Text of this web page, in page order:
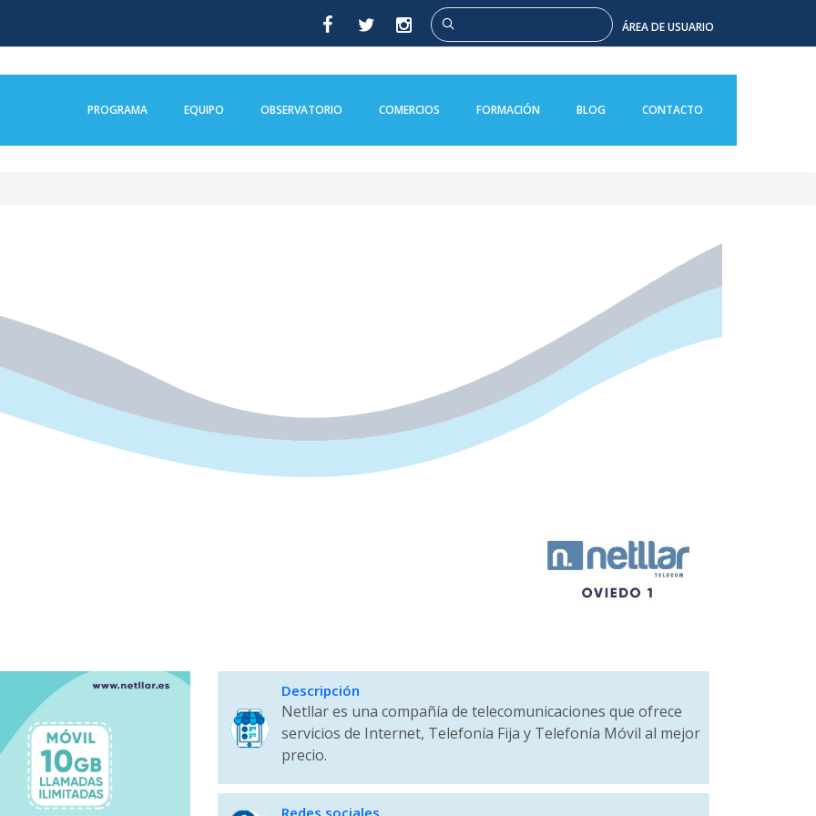
Buscar ÁREA DE USUARIO
PROGRAMA EQUIPO OBSERVATORIO COMERCIOS FORMACIÓN BLOG CONTACTO
Descripción
Netllar es una compañía de telecomunicaciones que ofrece
servicios de Internet, Telefonía Fija y Telefonía Móvil al mejor
precio.